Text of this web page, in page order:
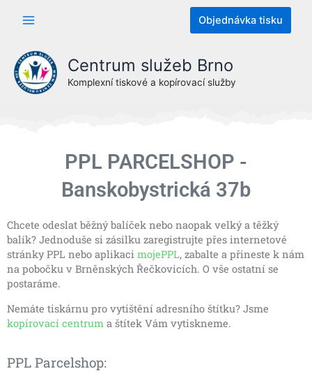
Objednávka tisku
Centrum služeb Brno
Komplexní tiskové a kopírovací služby
PPL PARCELSHOP -
Banskobystrická 37b
Chcete odeslat běžný balíček nebo naopak velký a těžký
balík? Jednoduše si zásilku zaregistrujte přes internetové
stránky PPL nebo aplikaci mojePPL, zabalte a přineste k nám
na pobočku v Brněnských Řečkovicích. O vše ostatní se
postaráme.
Nemáte tiskárnu pro vytištění adresního štítku? Jsme
kopírovací centrum a štítek Vám vytiskneme.
PPL Parcelshop: